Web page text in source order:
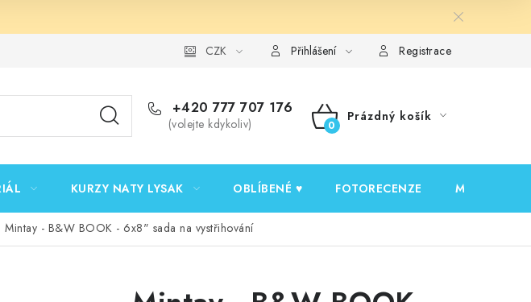
Podmínky ochrany osobních údajů Ověřování recenzí
CZK Přihlášení Registrace
+420 777 707 176
(volejte kdykoliv)
NÁKUPNÍ
Prázdný košík
KURZY NATY LYSAK OBLÍBENÉ ♥️ FOTORECENZE MOJE
Mintay - B&W BOOK - 6x8" sada na vystřihování